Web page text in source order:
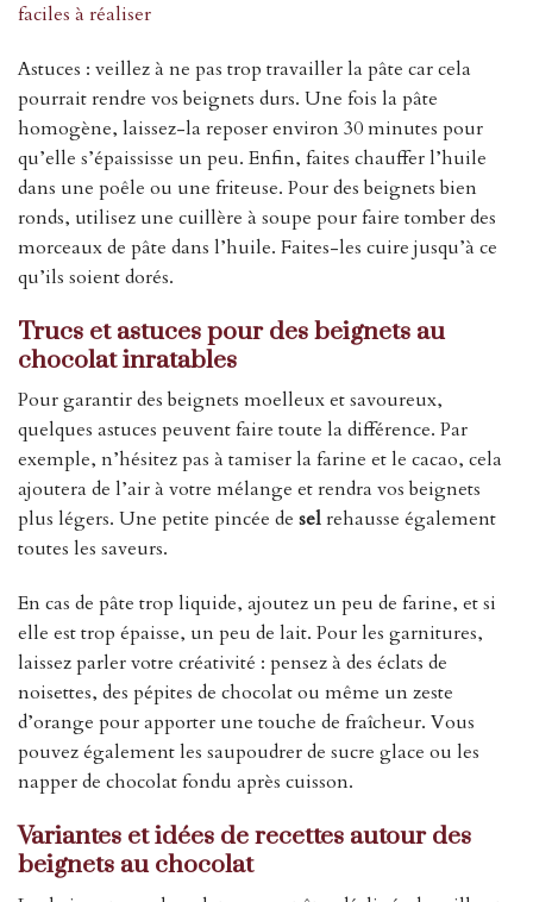
faciles à réaliser
Astuces : veillez à ne pas trop travailler la pâte car cela
pourrait rendre vos beignets durs. Une fois la pâte
homogène, laissez-la reposer environ 30 minutes pour
qu’elle s’épaississe un peu. Enfin, faites chauffer l’huile
dans une poêle ou une friteuse. Pour des beignets bien
ronds, utilisez une cuillère à soupe pour faire tomber des
morceaux de pâte dans l’huile. Faites-les cuire jusqu’à ce
qu’ils soient dorés.
Trucs et astuces pour des beignets au
chocolat inratables
Pour garantir des beignets moelleux et savoureux,
quelques astuces peuvent faire toute la différence. Par
exemple, n’hésitez pas à tamiser la farine et le cacao, cela
ajoutera de l’air à votre mélange et rendra vos beignets
plus légers. Une petite pincée de sel rehausse également
toutes les saveurs.
En cas de pâte trop liquide, ajoutez un peu de farine, et si
elle est trop épaisse, un peu de lait. Pour les garnitures,
laissez parler votre créativité : pensez à des éclats de
noisettes, des pépites de chocolat ou même un zeste
d’orange pour apporter une touche de fraîcheur. Vous
pouvez également les saupoudrer de sucre glace ou les
napper de chocolat fondu après cuisson.
Variantes et idées de recettes autour des
beignets au chocolat